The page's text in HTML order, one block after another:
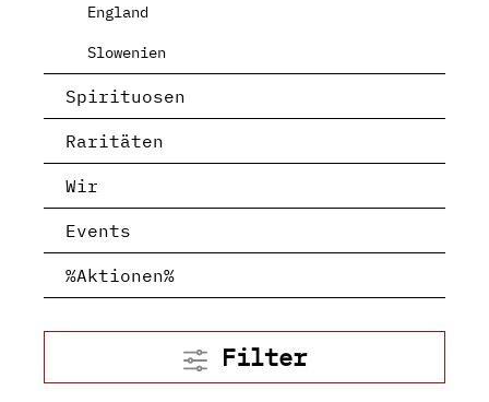
England
Slowenien
Spirituosen
Raritäten
Wir
Events
%Aktionen%
Filter